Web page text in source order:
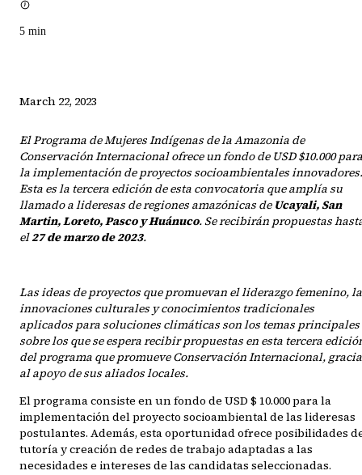
5 min
March 22, 2023
El Programa de Mujeres Indígenas de la Amazonia de
Conservación Internacional ofrece un fondo de USD $10.000 para
la implementación de proyectos socioambientales innovadores.
Esta es la tercera edición de esta convocatoria que amplía su
llamado a lideresas de regiones amazónicas de Ucayali, San
Martin, Loreto, Pasco y Huánuco. Se recibirán propuestas
el27 de marzo de 2023.
Las ideas de proyectos que promuevan el liderazgo femenino,
innovaciones culturales y conocimientos tradicionales
aplicados para soluciones climáticas son los temas principales
sobre los que se espera recibir propuestas en esta tercera
del programa que promueve Conservación Internacional,
al apoyo de sus aliados locales.
El programa consiste en un fondo de USD $ 10.000 para la
implementación del proyecto socioambiental de las lideresas
postulantes. Además, esta oportunidad ofrece posibilidades
tutoría y creación de redes de trabajo adaptadas a las
necesidades e intereses de las candidatas seleccionadas.